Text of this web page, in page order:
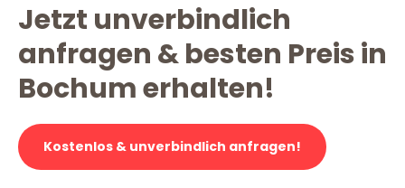
Jetzt unverbindlich
anfragen & besten Preis in
Bochum erhalten!
Kostenlos & unverbindlich anfragen!